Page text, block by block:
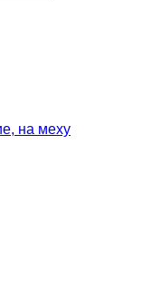
на меху